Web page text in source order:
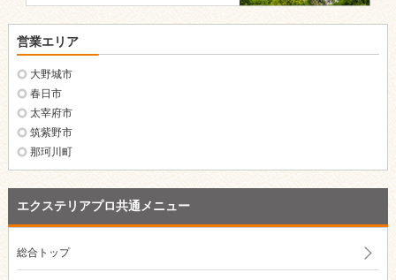
エクステリアプロ共通メニュー
総合トップ
営業エリア
大野城市
春日市
太宰府市
筑紫野市
那珂川町